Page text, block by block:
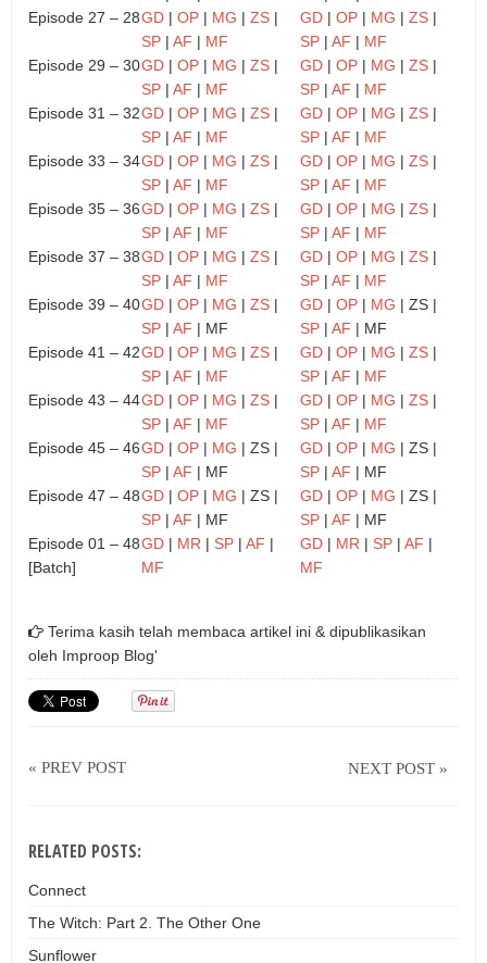
Episode 27 – 28GD | OP | MG | ZS |
SP | AF | MF
GD | OP | MG | ZS |
SP | AF | MF
Episode 29 – 30GD | OP | MG | ZS |
SP | AF | MF
GD | OP | MG | ZS |
SP | AF | MF
Episode 31 – 32GD | OP | MG | ZS |
SP | AF | MF
GD | OP | MG | ZS |
SP | AF | MF
Episode 33 – 34GD | OP | MG | ZS |
SP | AF | MF
GD | OP | MG | ZS |
SP | AF | MF
Episode 35 – 36GD | OP | MG | ZS |
SP | AF | MF
GD | OP | MG | ZS |
SP | AF | MF
Episode 37 – 38GD | OP | MG | ZS |
SP | AF | MF
GD | OP | MG | ZS |
SP | AF | MF
Episode 39 – 40GD | OP | MG | ZS |
SP | AF | MF
GD | OP | MG | ZS |
SP | AF | MF
Episode 41 – 42GD | OP | MG | ZS |
SP | AF | MF
GD | OP | MG | ZS |
SP | AF | MF
Episode 43 – 44GD | OP | MG | ZS |
SP | AF | MF
GD | OP | MG | ZS |
SP | AF | MF
Episode 45 – 46GD | OP | MG | ZS |
SP | AF | MF
GD | OP | MG | ZS |
SP | AF | MF
Episode 47 – 48GD | OP | MG | ZS |
SP | AF | MF
GD | OP | MG | ZS |
SP | AF | MF
Episode 01 – 48
[Batch]
GD | MR | SP | AF |
MF
GD | MR | SP | AF |
MF
Terima kasih telah membaca artikel ini & dipublikasikan
oleh Improop Blog'
« PREV POST NEXT POST »
RELATED POSTS:
Connect
The Witch: Part 2. The Other One
Sunflower